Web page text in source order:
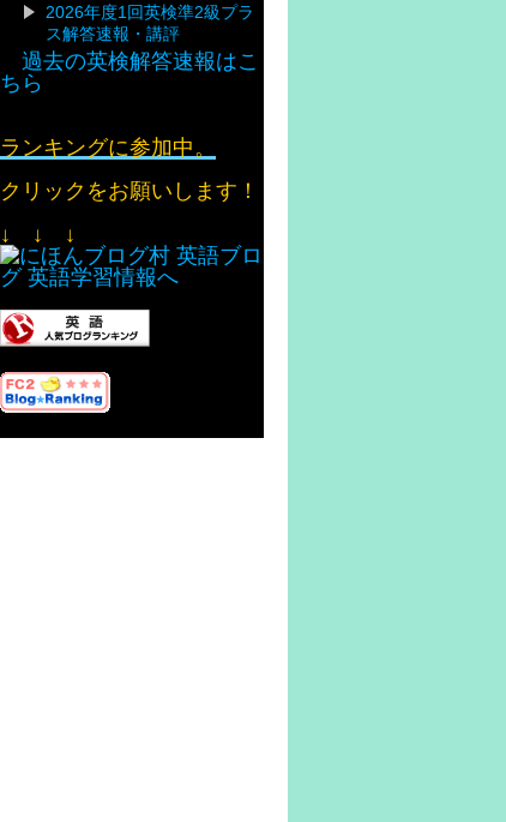
2026年度1回英検準2級プラ
ス解答速報・講評
過去の英検解答速報はこ
ちら
ランキングに参加中。
クリックをお願いします！
↓ ↓ ↓